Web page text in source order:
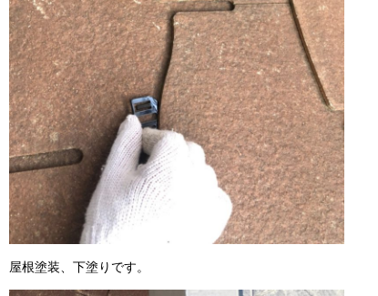
屋根塗装、下塗りです。